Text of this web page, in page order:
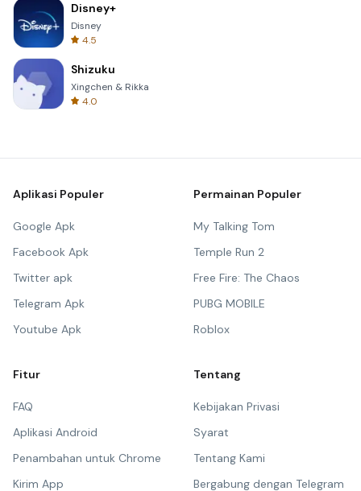
Disney+
Disney
4.5
Shizuku
Xingchen & Rikka
4.0
Aplikasi Populer
Google Apk
Facebook Apk
Twitter apk
Telegram Apk
Youtube Apk
Permainan Populer
My Talking Tom
Temple Run 2
Free Fire: The Chaos
PUBG MOBILE
Roblox
Fitur
FAQ
Aplikasi Android
Penambahan untuk Chrome
Kirim App
Tentang
Kebijakan Privasi
Syarat
Tentang Kami
Bergabung dengan Telegram